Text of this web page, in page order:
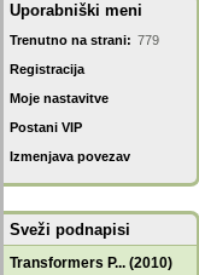
Uporabniški meni
Trenutno na strani: 779
Registracija
Moje nastavitve
Postani VIP
Izmenjava povezav
Sveži podnapisi
Transformers P... (2010)